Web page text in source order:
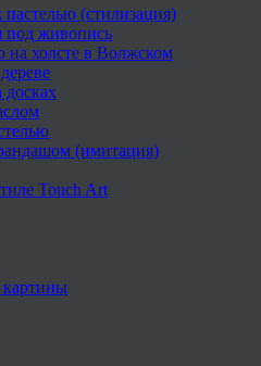
(стилизация)
под живопись
на холсте в Волжском
(имитация)
Touch Art